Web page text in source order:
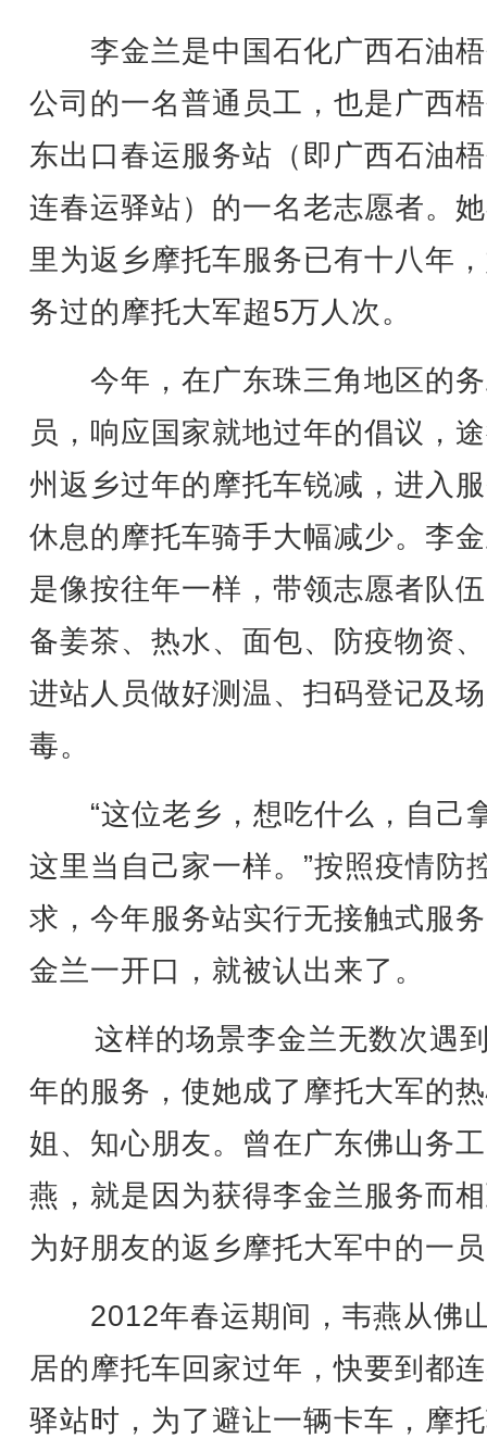
李金兰是中国石化广西石油
公司的一名普通员工，也是广西
东出口春运服务站（即广西石油
连春运驿站）的一名老志愿者。
里为返乡摩托车服务已有十八年
务过的摩托大军超5万人次。
今年，在广东珠三角地区的
员，响应国家就地过年的倡议，
州返乡过年的摩托车锐减，进入
休息的摩托车骑手大幅减少。李
是像按往年一样，带领志愿者队
备姜茶、热水、面包、防疫物资
进站人员做好测温、扫码登记及
毒。
“这位老乡，想吃什么，自己
这里当自己家一样。”按照疫情防
求，今年服务站实行无接触式服
金兰一开口，就被认出来了。
这样的场景李金兰无数次遇
年的服务，使她成了摩托大军的
姐、知心朋友。曾在广东佛山务
燕，就是因为获得李金兰服务而
为好朋友的返乡摩托大军中的一
2012年春运期间，韦燕从佛
居的摩托车回家过年，快要到都
驿站时，为了避让一辆卡车，摩